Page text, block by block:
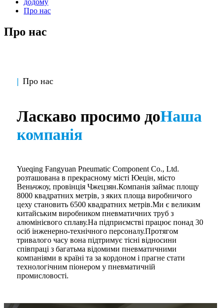
додому
Про нас
Про нас
| Про нас
Ласкаво просимо доНаша
компанія
Yueqing Fangyuan Pneumatic Component Co., Ltd.
розташована в прекрасному місті Юецін, місто
Веньчжоу, провінція Чжецзян.Компанія займає площу
8000 квадратних метрів, з яких площа виробничого
цеху становить 6500 квадратних метрів.Ми є великим
китайським виробником пневматичних труб з
алюмінієвого сплаву.На підприємстві працює понад 30
осіб інженерно-технічного персоналу.Протягом
тривалого часу вона підтримує тісні відносини
співпраці з багатьма відомими пневматичними
компаніями в країні та за кордоном і прагне стати
технологічним піонером у пневматичній
промисловості.